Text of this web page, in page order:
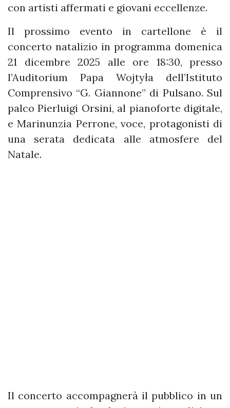
con artisti affermati e giovani eccellenze.
Il prossimo evento in cartellone è il
concerto natalizio in programma domenica
21 dicembre 2025 alle ore 18:30, presso
l’Auditorium Papa Wojtyła dell’Istituto
Comprensivo “G. Giannone” di Pulsano. Sul
palco Pierluigi Orsini, al pianoforte digitale,
e Marinunzia Perrone, voce, protagonisti di
una serata dedicata alle atmosfere del
Natale.
Il concerto accompagnerà il pubblico in un